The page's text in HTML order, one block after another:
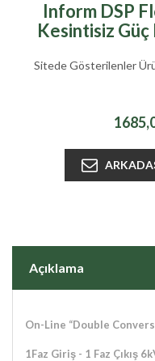
Inform DSP
Kesintisiz
Sitede Gösterilenler
Açıklama
On-Line “Double
1Faz Giriş - 1 Faz Çıkış